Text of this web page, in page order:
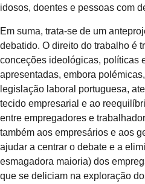
idosos, doentes e pessoas com
Em suma, trata-se de um
debatido. O direito do trabalho é
conceções ideológicas, políticas
apresentadas, embora
legislação laboral portuguesa,
tecido empresarial e ao
entre empregadores e
também aos empresários e aos
ajudar a centrar o debate e a
esmagadora maioria) dos
que se deliciam na exploração